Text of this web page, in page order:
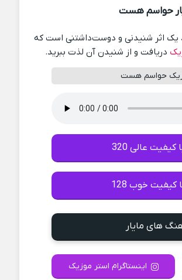
حواسم هست
یک اثر شنیدنی و دوست‌داشتنی است که
دریافت و از شنیدن آن لذت ببرید.
حواسم هست
عالی 320
کیفیت خوب 128
های مایار
اینستاگرام استر موزیک